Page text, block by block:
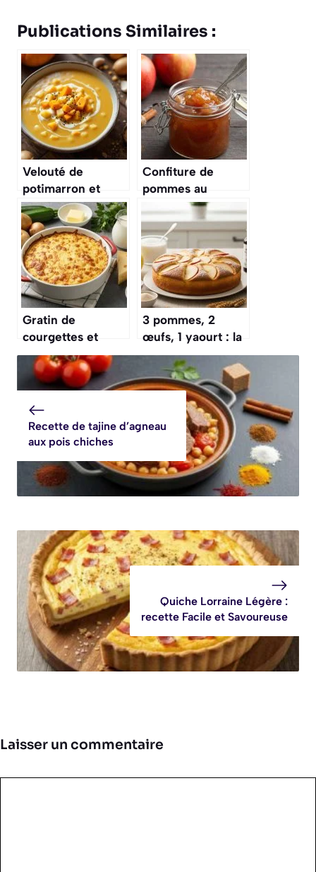
Publications Similaires :
Velouté de
potimarron et
pommes de terre
au Thermomix :
recette
savoureuse
Confiture de
pommes au
Thermomix :
recette facile et
rapide
Gratin de
courgettes et
pommes de terre
au Thermomix :
recette facile
3 pommes, 2
œufs, 1 yaourt : la
recette du gâteau
aux pommes le
plus simple et le
plus rapide
Recette de tajine d’agneau
aux pois chiches
Quiche Lorraine Légère :
recette Facile et Savoureuse
Laisser un commentaire